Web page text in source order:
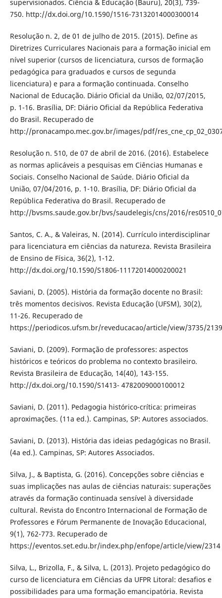
supervisionados. Ciência & Educação (Bauru), 20(3), 739-
750. http://dx.doi.org/10.1590/1516-73132014000300014
Resolução n. 2, de 01 de julho de 2015. (2015). Define as
Diretrizes Curriculares Nacionais para a formação inicial em
nível superior (cursos de licenciatura, cursos de formação
pedagógica para graduados e cursos de segunda
licenciatura) e para a formação continuada. Conselho
Nacional de Educação. Diário Oficial da União, 02/07/2015,
p. 1-16. Brasília, DF: Diário Oficial da República Federativa
do Brasil. Recuperado de
http://pronacampo.mec.gov.br/images/pdf/
Resolução n. 510, de 07 de abril de 2016. (2016). Estabelece
as normas aplicáveis a pesquisas em Ciências Humanas e
Sociais. Conselho Nacional de Saúde. Diário Oficial da
União, 07/04/2016, p. 1-10. Brasília, DF: Diário Oficial da
República Federativa do Brasil. Recuperado de
http://bvsms.saude.gov.br/bvs/saudelegis/cns/2016/
Santos, C. A., & Valeiras, N. (2014). Currículo interdisciplinar
para licenciatura em ciências da natureza. Revista Brasileira
de Ensino de Física, 36(2), 1-12.
http://dx.doi.org/10.1590/S1806-11172014000200021
Saviani, D. (2005). História da formação docente no Brasil:
três momentos decisivos. Revista Educação (UFSM), 30(2),
11-26. Recuperado de
https://periodicos.ufsm.br/reveducacao/article/view/3735/2139
Saviani, D. (2009). Formação de professores: aspectos
históricos e teóricos do problema no contexto brasileiro.
Revista Brasileira de Educação, 14(40), 143-155.
http://dx.doi.org/10.1590/S1413- 4782009000100012
Saviani, D. (2011). Pedagogia histórico-crítica: primeiras
aproximações. (11a ed.). Campinas, SP: Autores associados.
Saviani, D. (2013). História das ideias pedagógicas no Brasil.
(4a ed.). Campinas, SP: Autores Associados.
Silva, J., & Baptista, G. (2016). Concepções sobre ciências e
suas implicações nas aulas de ciências naturais: superações
através da formação continuada sensível à diversidade
cultural. Revista do Encontro Internacional de Formação de
Professores e Fórum Permanente de Inovação Educacional,
9(1), 762-773. Recuperado de
https://eventos.set.edu.br/index.php/enfope/article/view/2314
Silva, L., Brizolla, F., & Silva, L. (2013). Projeto pedagógico do
curso de licenciatura em Ciências da UFPR Litoral: desafios e
possibilidades para uma formação emancipatória. Revista